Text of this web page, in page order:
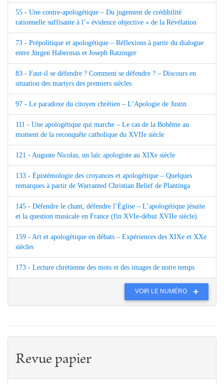
55 - Une contre-apologétique – Du jugement de crédibilité
rationnelle suffisante à l’« évidence objective » de la Révélation
73 - Prépolitique et apologétique – Réflexions à partir du dialogue
entre Jürgen Habermas et Joseph Ratzinger
83 - Faut-il se défendre ? Comment se défendre ? – Discours en
situation des martyrs des premiers siècles
97 - Le paradoxe du citoyen chrétien – L’Apologie de Justin
111 - Une apologétique qui marche – Le cas de la Bohême au
moment de la reconquête catholique du XVIIe siècle
121 - Auguste Nicolas, un laïc apologiste au XIXe siècle
133 - Épistémologie des croyances et apologétique – Quelques
remarques à partir de Warranted Christian Belief de Plantinga
145 - Défendre le chant, défendre l’Église – L’apologétique jésuite
et la question musicale en France (fin XVIe-début XVIIe siècle)
159 - Art et apologétique en débats – Expériences des XIXe et XXe
siècles
173 - Lecture chrétienne des mots et des images de notre temps
VOIR LE NUMÉRO
Revue papier